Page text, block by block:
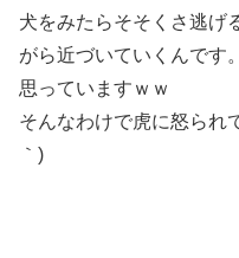
犬をみたらそそくさ逃げ
がら近づいていくんで
思っていますｗｗ
そんなわけで虎に怒られ
｀)